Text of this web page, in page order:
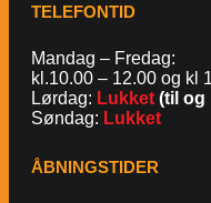
TELEFONTID
Mandag – Fredag:
kl.10.00 – 12.00 og kl
Lørdag: Lukket (til og
Søndag: Lukket
ÅBNINGSTIDER